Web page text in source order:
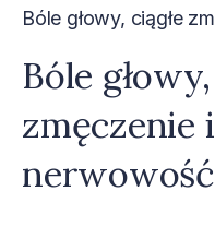
Bóle głowy, ciągłe
Bóle
zmęczenie